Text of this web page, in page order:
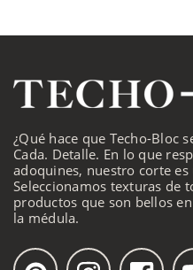
¿Qué hace que Techo-Bloc
Cada. Detalle. En lo que
adoquines, nuestro corte
Seleccionamos texturas de
productos que son bellos
la médula.